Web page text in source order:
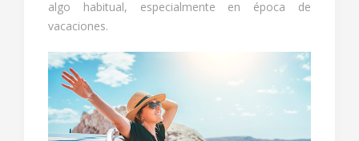
algo habitual, especialmente en época de
vacaciones.